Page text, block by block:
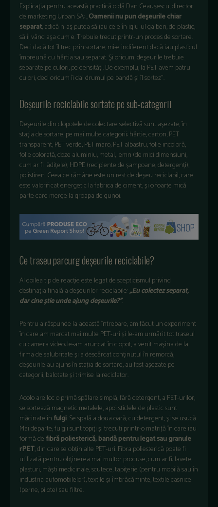
Explicația pentru această practică o dă Dan Ceaușescu, director
de marketing Urban SA: „Oamenii nu pun deşeurile chiar
separat, adică n-aş putea să iau ce e în iglu-ul galben, de plastic,
să îl vând aşa cum e. Trebuie trecut printr-un proces de sortare.
Deci dacă tot îl trec prin sortare, mi-e indiferent dacă iau plasticul
împreună cu hârtia sau separat. Şi oricum, deşeurile trebuie
separate pe culori, pe densităţi. De exemplu, la PET avem patru
culori, deci oricum îi dai drumul pe bandă şi îl sortez”.
Deșeurile reciclabile sortate pe sub-categorii
Deșeurile din clopotele de colectare selectivă sunt așezate, în
stația de sortare, pe mai multe categorii: hârtie, carton, PET
transparent, PET verde, PET maro, PET albastru, folie incoloră,
folie colorată, doze aluminiu, metal, lemn (de mici dimensiuni,
cum ar fi lădițele), HDPE (recipiente de șampoane, detergenți),
polistiren. Ceea ce rămâne este un rest de deșeu reciclabil, care
este valorificat energetic la fabrica de ciment, și o foarte mică
parte care merge la groapa de gunoi.
Ce traseu parcurg deșeurile reciclabile?
Al doilea tip de reacție este legat de scepticismul privind
destinația finală a deșeurilor reciclabile:„Eu colectez separat,
dar cine știe unde ajung deșeurile?”.
Pentru a răspunde la această întrebare, am făcut un experiment
în care am marcat mai multe PET-uri și le-am urmărit tot traseul
cu camera video: le-am aruncat în clopot, a venit mașina de la
firma de salubritate și a descărcat conținutul în remorcă,
deșeurile au ajuns în stația de sortare, au fost așezate pe
categorii, balotate și trimise la reciclator.
Acolo are loc o primă spălare simplă, fără detergent, a PET-urilor,
se sortează magnetic metalele, apoi sticlele de plastic sunt
măcinate în fulgi. Se spală a doua oară, cu detergent, și se usucă.
Mai departe, fulgii sunt topiți și trecuți printr-o matriță în care iau
formă de fibră poliesterică, bandă pentru legat sau granule
rPET, din care se obțin alte PET-uri. Fibra poliesterică poate fi
utilizată pentru obținerea mai multor produse, cum ar fi: lavete,
plasturi, măști medicinale, scutece, tapițerie (pentru mobilă sau în
industria automobilelor), textile și îmbrăcăminte, textile casnice
(perne, pilote) sau filtre.